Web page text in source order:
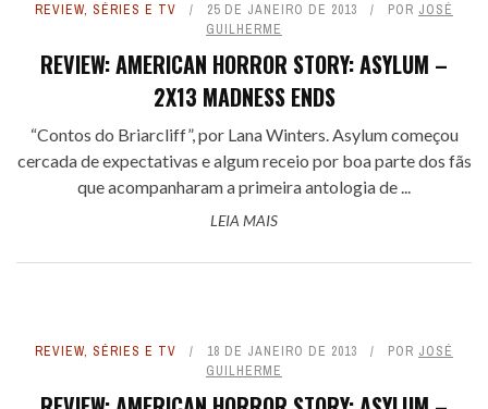
REVIEW, SÉRIES E TV 25 DE JANEIRO DE 2013 POR JOSÉ
GUILHERME
REVIEW: AMERICAN HORROR STORY: ASYLUM –
2X13 MADNESS ENDS
“Contos do Briarcliff”, por Lana Winters. Asylum começou
cercada de expectativas e algum receio por boa parte dos fãs
que acompanharam a primeira antologia de ...
LEIA MAIS
REVIEW, SÉRIES E TV 18 DE JANEIRO DE 2013 POR JOSÉ
GUILHERME